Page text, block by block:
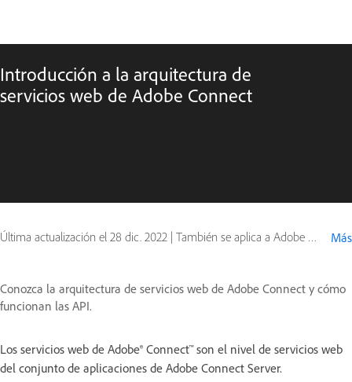
Introducción a la arquitectura de
servicios web de Adobe Connect
Última actualización el 28 dic. 2022 | También se aplica a Adobe Connect 9 Más
Conozca la arquitectura de servicios web de Adobe Connect y cómo
funcionan las API.
Los servicios web de Adobe® Connect™ son el nivel de servicios web
del conjunto de aplicaciones de Adobe Connect Server.